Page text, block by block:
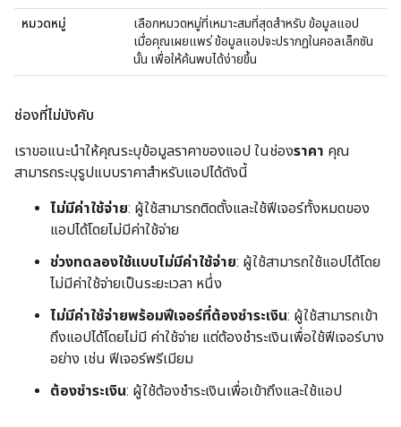
หมวดหมู่
เลือกหมวดหมู่ที่เหมาะสมที่สุดสำหรับ ข้อมูลแอป
เมื่อคุณเผยแพร่ ข้อมูลแอปจะปรากฏในคอลเล็กชัน
นั้น เพื่อให้ค้นพบได้ง่ายขึ้น
ช่องที่ไม่บังคับ
เราขอแนะนำให้คุณระบุข้อมูลราคาของแอป ในช่องราคา คุณ
สามารถระบุรูปแบบราคาสำหรับแอปได้ดังนี้
ไม่มีค่าใช้จ่าย: ผู้ใช้สามารถติดตั้งและใช้ฟีเจอร์ทั้งหมดของ
แอปได้โดยไม่มีค่าใช้จ่าย
ช่วงทดลองใช้แบบไม่มีค่าใช้จ่าย: ผู้ใช้สามารถใช้แอปได้โดย
ไม่มีค่าใช้จ่ายเป็นระยะเวลา หนึ่ง
ไม่มีค่าใช้จ่ายพร้อมฟีเจอร์ที่ต้องชำระเงิน: ผู้ใช้สามารถเข้า
ถึงแอปได้โดยไม่มี ค่าใช้จ่าย แต่ต้องชำระเงินเพื่อใช้ฟีเจอร์บาง
อย่าง เช่น ฟีเจอร์พรีเมียม
ต้องชำระเงิน: ผู้ใช้ต้องชำระเงินเพื่อเข้าถึงและใช้แอป